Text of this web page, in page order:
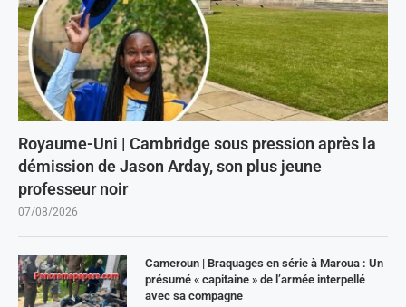
Royaume-Uni | Cambridge sous pression après la
démission de Jason Arday, son plus jeune
professeur noir
07/08/2026
Cameroun | Braquages en série à Maroua : Un
présumé « capitaine » de l’armée interpellé
avec sa compagne